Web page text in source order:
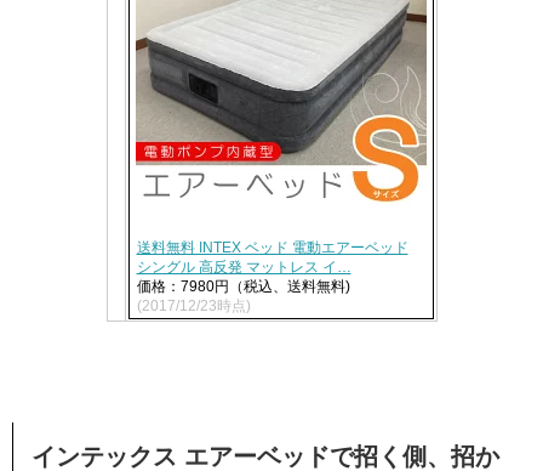
送料無料 INTEX ベッド 電動エアーベッド
シングル 高反発 マットレス イ…
価格：7980円（税込、送料無料)
(2017/12/23時点)
インテックス エアーベッドで招く側、招か